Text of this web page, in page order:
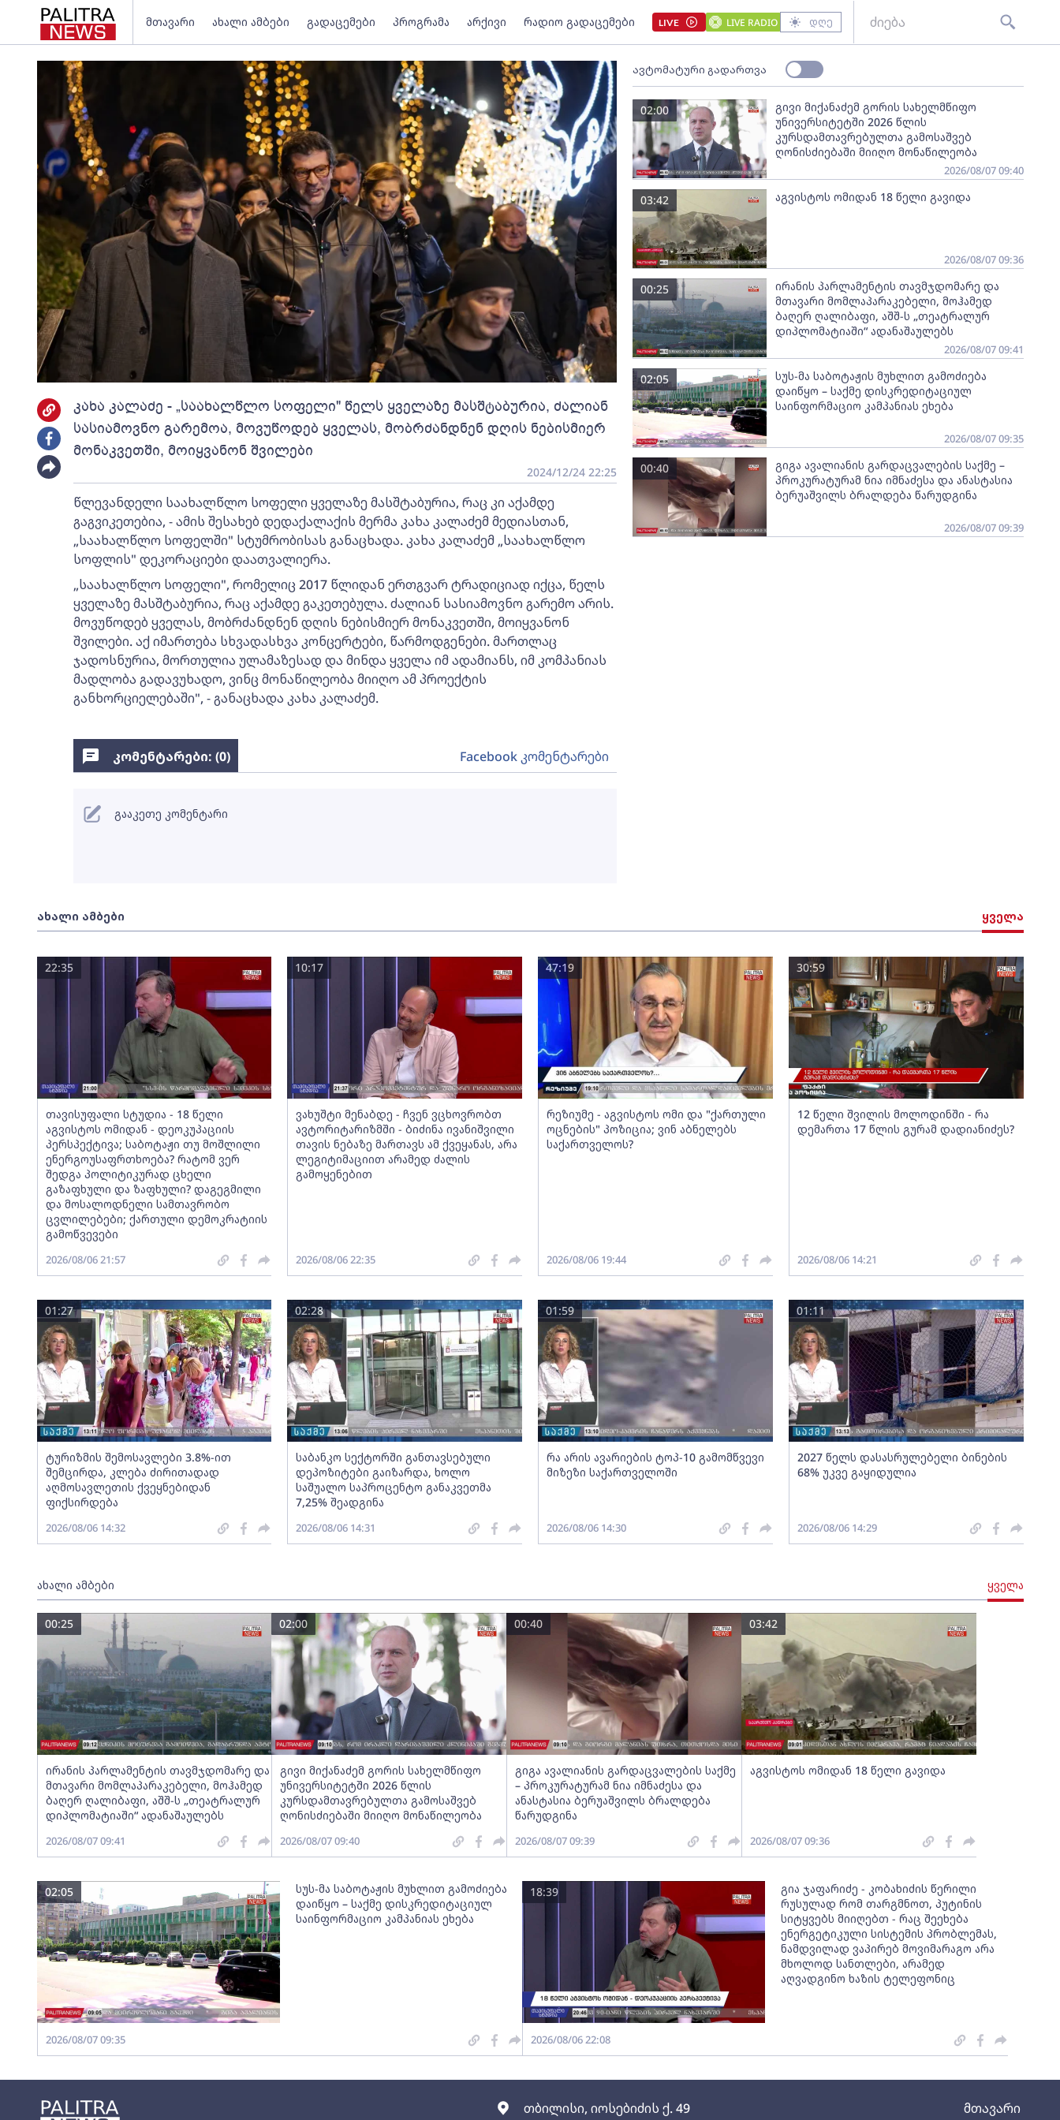
მთავარი ახალი ამბები გადაცემები პროგრამა არქივი რადიო გადაცემები LIVE LIVE RADIO დღე
თბილისი, იოსებიძის ქ. 49 მთავარი
კახა კალაძე - „საახალწლო სოფელი" წელს ყველაზე მასშტაბურია, ძალიან
სასიამოვნო გარემოა, მოვუწოდებ ყველას, მობრძანდნენ დღის ნებისმიერ
მონაკვეთში, მოიყვანონ შვილები
2024/12/24 22:25
წლევანდელი საახალწლო სოფელი ყველაზე მასშტაბურია, რაც კი აქამდე
გაგვიკეთებია, - ამის შესახებ დედაქალაქის მერმა კახა კალაძემ მედიასთან,
„საახალწლო სოფელში" სტუმრობისას განაცხადა. კახა კალაძემ „საახალწლო
სოფლის" დეკორაციები დაათვალიერა.
„საახალწლო სოფელი", რომელიც 2017 წლიდან ერთგვარ ტრადიციად იქცა, წელს
ყველაზე მასშტაბურია, რაც აქამდე გაკეთებულა. ძალიან სასიამოვნო გარემო არის.
მოვუწოდებ ყველას, მობრძანდნენ დღის ნებისმიერ მონაკვეთში, მოიყვანონ
შვილები. აქ იმართება სხვადასხვა კონცერტები, წარმოდგენები. მართლაც
ჯადოსნურია, მორთულია ულამაზესად და მინდა ყველა იმ ადამიანს, იმ კომპანიას
მადლობა გადავუხადო, ვინც მონაწილეობა მიიღო ამ პროექტის
განხორციელებაში", - განაცხადა კახა კალაძემ.
ავტომატური გადართვა
გივი მიქანაძემ გორის სახელმწიფო
უნივერსიტეტში 2026 წლის
კურსდამთავრებულთა გამოსაშვებ
ღონისძიებაში მიიღო მონაწილეობა
02:00
2026/08/07 09:40
აგვისტოს ომიდან 18 წელი გავიდა
03:42
2026/08/07 09:36
ირანის პარლამენტის თავმჯდომარე და
მთავარი მომლაპარაკებელი, მოჰამედ
ბაღერ ღალიბაფი, აშშ-ს „თეატრალურ
დიპლომატიაში“ ადანაშაულებს
00:25
2026/08/07 09:41
სუს-მა საბოტაჟის მუხლით გამოძიება
დაიწყო – საქმე დისკრედიტაციულ
საინფორმაციო კამპანიას ეხება
02:05
2026/08/07 09:35
გიგა ავალიანის გარდაცვალების საქმე –
პროკურატურამ ნია იმნაძესა და ანასტასია
ბერუაშვილს ბრალდება წარუდგინა
00:40
2026/08/07 09:39
ახალი ამბები ყველა
თავისუფალი სტუდია - 18 წელი
აგვისტოს ომიდან - დეოკუპაციის
პერსპექტივა; საბოტაჟი თუ მოშლილი
ენერგოუსაფრთხოება? რატომ ვერ
შედგა პოლიტიკურად ცხელი
გაზაფხული და ზაფხული? დაგეგმილი
და მოსალოდნელი სამთავრობო
ცვლილებები; ქართული დემოკრატიის
გამოწვევები
22:35
2026/08/06 21:57
ვახუშტი მენაბდე - ჩვენ ვცხოვრობთ
ავტორიტარიზმში - ბიძინა ივანიშვილი
თავის ნებაზე მართავს ამ ქვეყანას, არა
ლეგიტიმაციით არამედ ძალის
გამოყენებით
10:17
2026/08/06 22:35
რეზიუმე - აგვისტოს ომი და "ქართული
ოცნების" პოზიცია; ვინ აბნელებს
საქართველოს?
47:19
2026/08/06 19:44
12 წელი შვილის მოლოდინში - რა
დემართა 17 წლის გურამ დადიანიძეს?
30:59
2026/08/06 14:21
ტურიზმის შემოსავლები 3.8%-ით
შემცირდა, კლება ძირითადად
აღმოსავლეთის ქვეყნებიდან
ფიქსირდება
01:27
2026/08/06 14:32
საბანკო სექტორში განთავსებული
დეპოზიტები გაიზარდა, ხოლო
საშუალო საპროცენტო განაკვეთმა
7,25% შეადგინა
02:28
2026/08/06 14:31
რა არის ავარიების ტოპ-10 გამომწვევი
მიზეზი საქართველოში
01:59
2026/08/06 14:30
2027 წელს დასასრულებელი ბინების
68% უკვე გაყიდულია
01:11
2026/08/06 14:29
ახალი ამბები ყველა
ირანის პარლამენტის თავმჯდომარე და
მთავარი მომლაპარაკებელი, მოჰამედ
ბაღერ ღალიბაფი, აშშ-ს „თეატრალურ
დიპლომატიაში“ ადანაშაულებს
00:25
2026/08/07 09:41
გივი მიქანაძემ გორის სახელმწიფო
უნივერსიტეტში 2026 წლის
კურსდამთავრებულთა გამოსაშვებ
ღონისძიებაში მიიღო მონაწილეობა
02:00
2026/08/07 09:40
გიგა ავალიანის გარდაცვალების საქმე
– პროკურატურამ ნია იმნაძესა და
ანასტასია ბერუაშვილს ბრალდება
წარუდგინა
00:40
2026/08/07 09:39
აგვისტოს ომიდან 18 წელი გავიდა
03:42
2026/08/07 09:36
სუს-მა საბოტაჟის მუხლით გამოძიება
დაიწყო – საქმე დისკრედიტაციულ
საინფორმაციო კამპანიას ეხება
02:05
2026/08/07 09:35
გია ჯაფარიძე - კობახიძის წერილი
რუსულად რომ თარგმნოთ, პუტინის
სიტყვებს მიიღებთ - რაც შეეხება
ენერგეტიკული სისტემის პრობლემას,
ნამდვილად ვაპირებ მოვიმარაგო არა
მხოლოდ სანთლები, არამედ
აღვადგინო ხაზის ტელეფონიც
18:39
2026/08/06 22:08
კომენტარები: (0) Facebook კომენტარები
გააკეთე კომენტარი